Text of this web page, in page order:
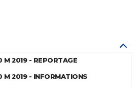
M 2019 - REPORTAGE
M 2019 - INFORMATIONS